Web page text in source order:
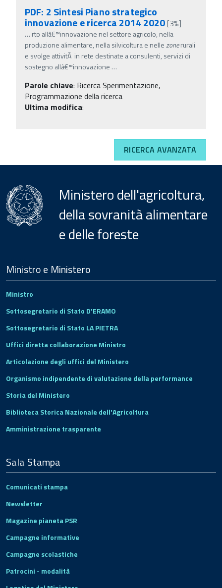
PDF: 2 Sintesi Piano strategico
innovazione e ricerca 2014 2020[3%]
… rto allâ€™innovazione nel settore agricolo, nella
produzione alimentare, nella silvicoltura e nellezonerurali
e svolge attivitÃ in rete destinate a consulenti, servizi di
sostegno allâ€™innovazione …
Parole chiave: Ricerca Sperimentazione,
Programmazione della ricerca
Ultima modifica:
RICERCA AVANZATA
Ministero dell'agricoltura,
della sovranità alimentare
e delle foreste
Footer
Ministro e Ministero
Ministro
Sottosegretario di Stato D'ERAMO
Sottosegretario di Stato LA PIETRA
Uffici diretta collaborazione Ministro
Articolazione degli uffici del Ministero
Organismo indipendente di valutazione della performance
Storia del Ministero
Biblioteca Storica Nazionale dell'Agricoltura
Amministrazione trasparente
Sala Stampa
Comunicati stampa
Newsletter
Magazine pianeta PSR
Campagne informative
Campagne scolastiche
Patrocini - modalità